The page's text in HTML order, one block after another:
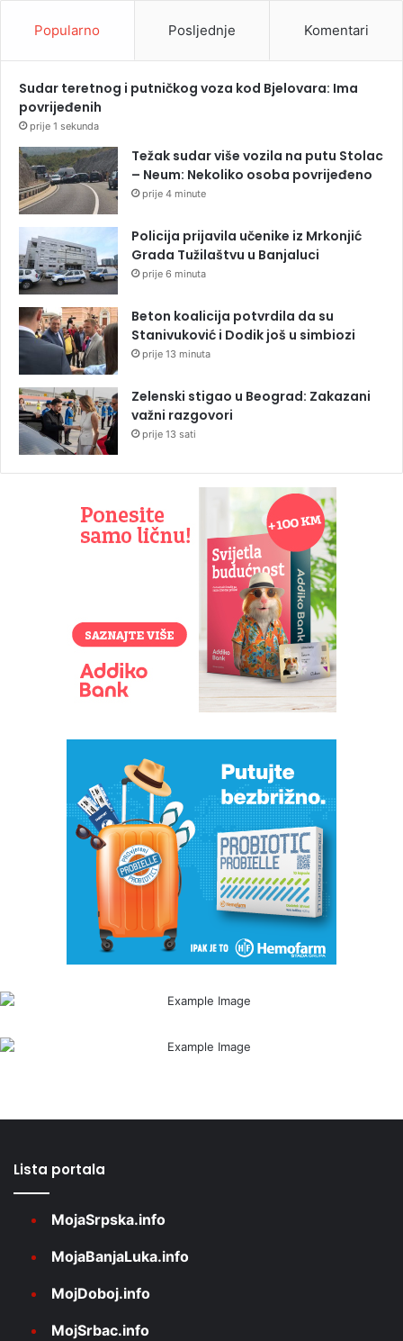
Popularno Posljednje Komentari
Sudar teretnog i putničkog voza kod Bjelovara: Ima
povrijeđenih
prije 1 sekunda
Težak sudar više vozila na putu Stolac
– Neum: Nekoliko osoba povrijeđeno
prije 4 minute
Policija prijavila učenike iz Mrkonjić
Grada Tužilaštvu u Banjaluci
prije 6 minuta
Beton koalicija potvrdila da su
Stanivuković i Dodik još u simbiozi
prije 13 minuta
Zelenski stigao u Beograd: Zakazani
važni razgovori
prije 13 sati
Lista portala
MojaSrpska.info
MojaBanjaLuka.info
MojDoboj.info
MojSrbac.info